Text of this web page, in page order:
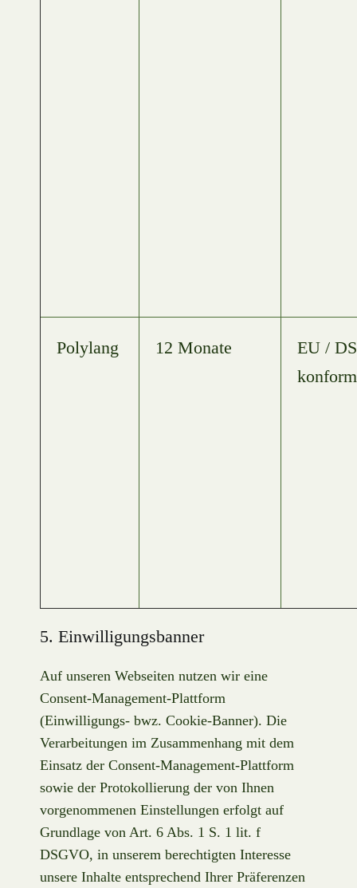
Polylang 12 Monate
EU /
konform​
5. Einwilligungsbanner
Auf unseren Webseiten nutzen wir eine
Consent-Management-Plattform
(Einwilligungs- bwz. Cookie-Banner). Die
Verarbeitungen im Zusammenhang mit dem
Einsatz der Consent-Management-Plattform
sowie der Protokollierung der von Ihnen
vorgenommenen Einstellungen erfolgt auf
Grundlage von Art. 6 Abs. 1 S. 1 lit. f
DSGVO, in unserem berechtigten Interesse
unsere Inhalte entsprechend Ihrer Präferenzen